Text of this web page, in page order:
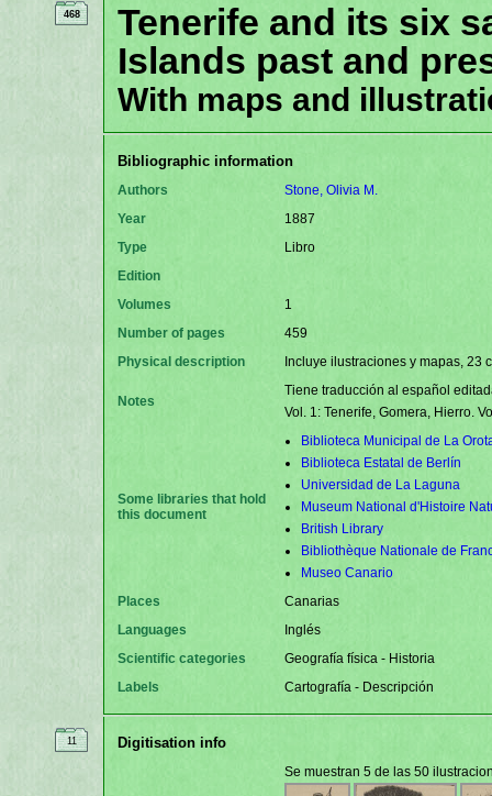
468
Tenerife and its six
Islands past and
With maps and
Bibliographic information
Authors
Stone, Olivia M.
Year
1887
Type
Libro
Edition
Volumes
1
Number of pages
459
Physical description
Incluye ilustraciones y mapas, 23
Notes
Tiene traducción al español
Vol. 1: Tenerife, Gomera, Hierro.
Some libraries that hold
this document
Biblioteca Municipal de La
Biblioteca Estatal de Berlín
Universidad de La Laguna
Museum National d'Histoire
British Library
Bibliothèque Nationale de
Museo Canario
Places
Canarias
Languages
Inglés
Scientific categories
Geografía física - Historia
Labels
Cartografía - Descripción
11 Digitisation info
Se muestran 5 de las 50